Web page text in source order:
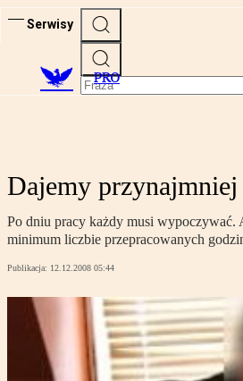
Serwisy
PRO
Dajemy
Po dniu pracy każdy musi wypoczywać.
minimum liczbie przepracowanych
Publikacja: 12.12.2008 05:44